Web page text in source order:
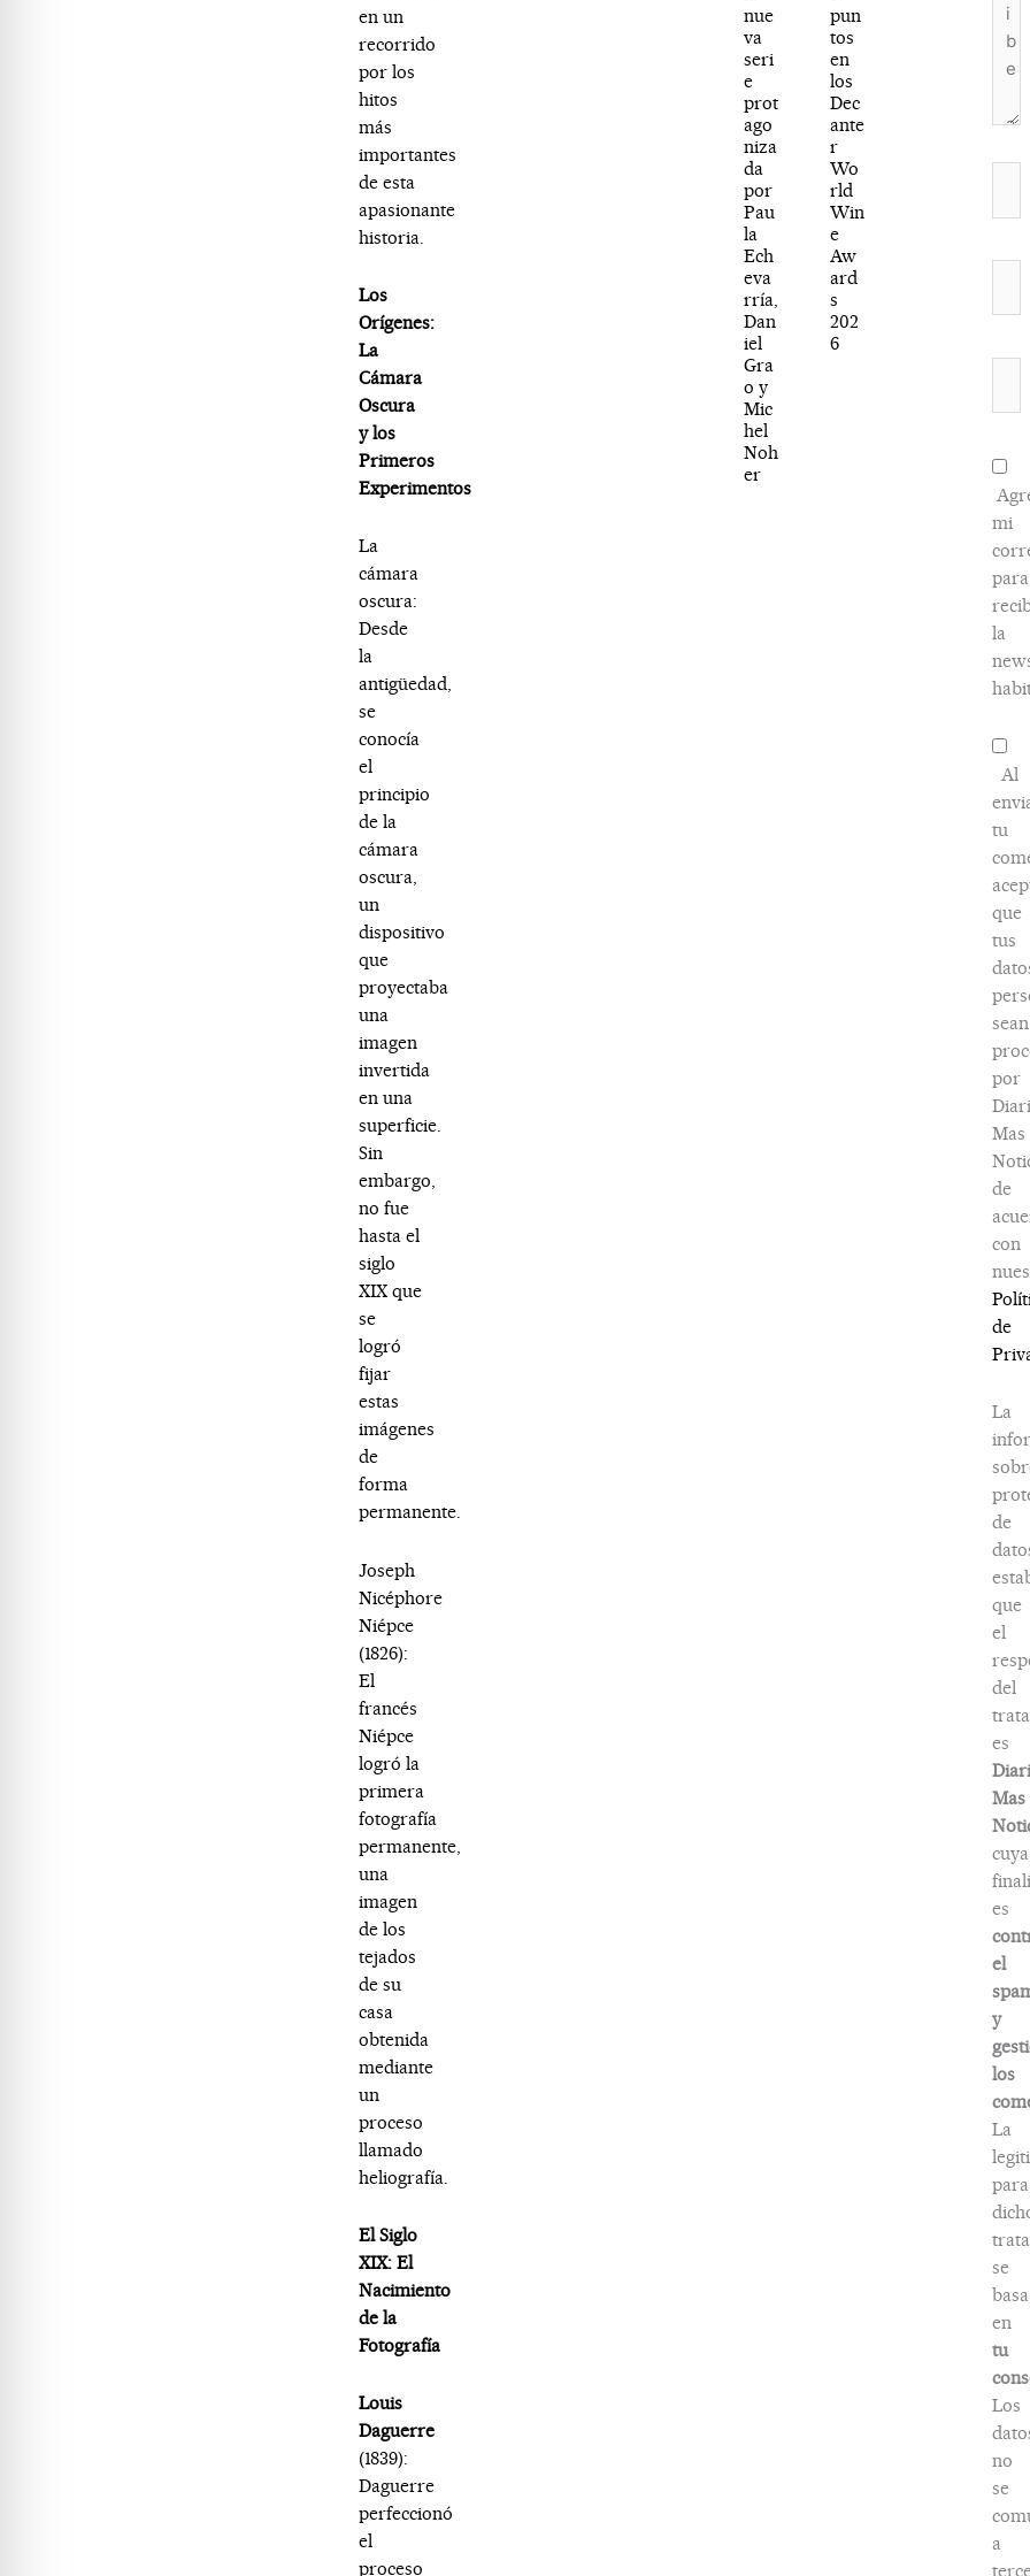
en un
recorrido
por los
hitos
más
importantes
de esta
apasionante
historia.
Los
Orígenes:
La
Cámara
Oscura
y los
Primeros
Experimentos
La
cámara
oscura:
Desde
la
antigüedad,
se
conocía
el
principio
de la
cámara
oscura,
un
dispositivo
que
proyectaba
una
imagen
invertida
en una
superficie.
Sin
embargo,
no fue
hasta el
siglo
XIX que
se
logró
fijar
estas
imágenes
de
forma
permanente.
Joseph
Nicéphore
Niépce
(1826):
El
francés
Niépce
logró la
primera
fotografía
permanente,
una
imagen
de los
tejados
de su
casa
obtenida
mediante
un
proceso
llamado
heliografía.
El Siglo
XIX: El
Nacimiento
de la
Fotografía
Louis
Daguerre
(1839):
Daguerre
perfeccionó
el
proceso
nue
va
seri
e
prot
ago
niza
da
por
Pau
la
Ech
eva
rría,
Dan
iel
Gra
o y
Mic
hel
Noh
er
pun
tos
en
los
Dec
ante
r
Wo
rld
Win
e
Aw
ard
s
202
6
mi
para
la
Al
tu
que
tus
sean
por
Mas
de
con
de
La
de
que
el
del
es
Mas
cuya
es
el
y
los
La
para
se
basa
en
tu
Los
no
se
a